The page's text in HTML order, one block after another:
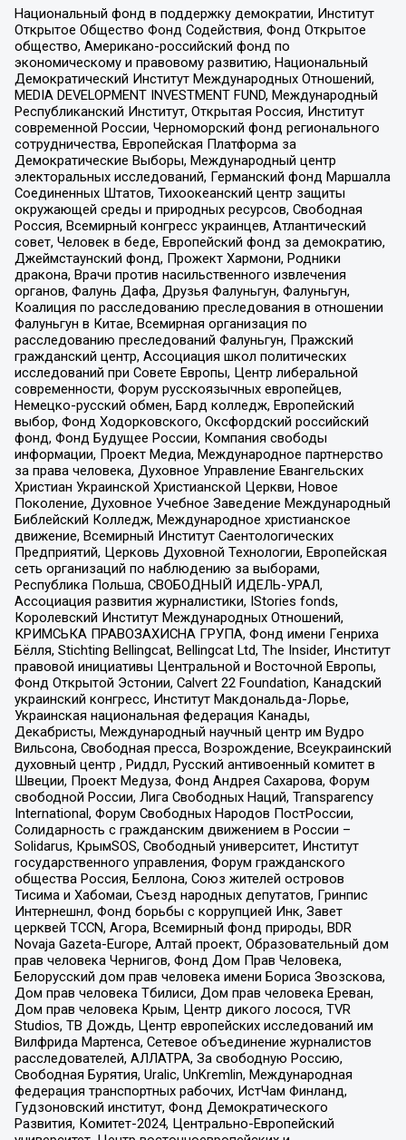
Национальный фонд в поддержку демократии, Институт
Открытое Общество Фонд Содействия, Фонд Открытое
общество, Американо-российский фонд по
экономическому и правовому развитию, Национальный
Демократический Институт Международных Отношений,
MEDIA DEVELOPMENT INVESTMENT FUND, Международный
Республиканский Институт, Открытая Россия, Институт
современной России, Черноморский фонд регионального
сотрудничества, Европейская Платформа за
Демократические Выборы, Международный центр
электоральных исследований, Германский фонд Маршалла
Соединенных Штатов, Тихоокеанский центр защиты
окружающей среды и природных ресурсов, Свободная
Россия, Всемирный конгресс украинцев, Атлантический
совет, Человек в беде, Европейский фонд за демократию,
Джеймстаунский фонд, Прожект Хармони, Родники
дракона, Врачи против насильственного извлечения
органов, Фалунь Дафа, Друзья Фалуньгун, Фалуньгун,
Коалиция по расследованию преследования в отношении
Фалуньгун в Китае, Всемирная организация по
расследованию преследований Фалуньгун, Пражский
гражданский центр, Ассоциация школ политических
исследований при Совете Европы, Центр либеральной
современности, Форум русскоязычных европейцев,
Немецко-русский обмен, Бард колледж, Европейский
выбор, Фонд Ходорковского, Оксфордский российский
фонд, Фонд Будущее России, Компания свободы
информации, Проект Медиа, Международное партнерство
за права человека, Духовное Управление Евангельских
Христиан Украинской Христианской Церкви, Новое
Поколение, Духовное Учебное Заведение Международный
Библейский Колледж, Международное христианское
движение, Всемирный Институт Саентологических
Предприятий, Церковь Духовной Технологии, Европейская
сеть организаций по наблюдению за выборами,
Республика Польша, СВОБОДНЫЙ ИДЕЛЬ-УРАЛ,
Ассоциация развития журналистики, IStories fonds,
Королевский Институт Международных Отношений,
КРИМСЬКА ПРАВОЗАХИСНА ГРУПА, Фонд имени Генриха
Бёлля, Stichting Bellingcat, Bellingcat Ltd, The Insider, Институт
правовой инициативы Центральной и Восточной Европы,
Фонд Открытой Эстонии, Calvert 22 Foundation, Канадский
украинский конгресс, Институт Макдональда-Лорье,
Украинская национальная федерация Канады,
Декабристы, Международный научный центр им Вудро
Вильсона, Свободная пресса, Возрождение, Всеукраинский
духовный центр , Риддл, Русский антивоенный комитет в
Швеции, Проект Медуза, Фонд Андрея Сахарова, Форум
свободной России, Лига Свободных Наций, Transparеncy
International, Форум Свободных Народов ПостРоссии,
Солидарность с гражданским движением в России –
Solidarus, КрымSOS, Свободный университет, Институт
государственного управления, Форум гражданского
общества Россия, Беллона, Союз жителей островов
Тисима и Хабомаи, Съезд народных депутатов, Гринпис
Интернешнл, Фонд борьбы с коррупцией Инк, Завет
церквей TCCN, Агора, Всемирный фонд природы, BDR
Novaja Gazeta-Europe, Алтай проект, Образовательный дом
прав человека Чернигов, Фонд Дом Прав Человека,
Белорусский дом прав человека имени Бориса Звозскова,
Дом прав человека Тбилиси, Дом прав человека Ереван,
Дом прав человека Крым, Центр дикого лосося, TVR
Studios, ТВ Дождь, Центр европейских исследований им
Вилфрида Мартенса, Сетевое объединение журналистов
расследователей, АЛЛАТРА, За свободную Россию,
Свободная Бурятия, Uralic, UnKremlin, Международная
федерация транспортных рабочих, ИстЧам Финланд,
Гудзоновский институт, Фонд Демократического
Развития, Комитет-2024, Центрально-Европейский